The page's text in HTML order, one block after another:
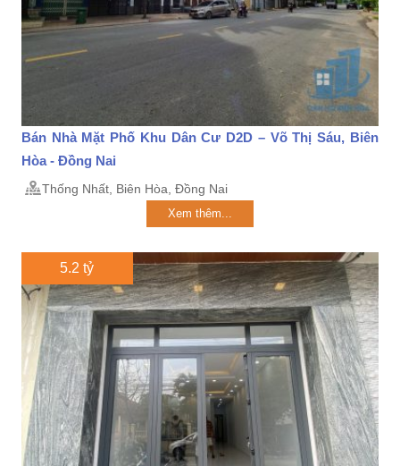
Bán Nhà Mặt Phố Khu Dân Cư D2D – Võ Thị Sáu, Biên
Hòa - Đồng Nai
Thống Nhất, Biên Hòa, Đồng Nai
Xem thêm...
5.2 tỷ